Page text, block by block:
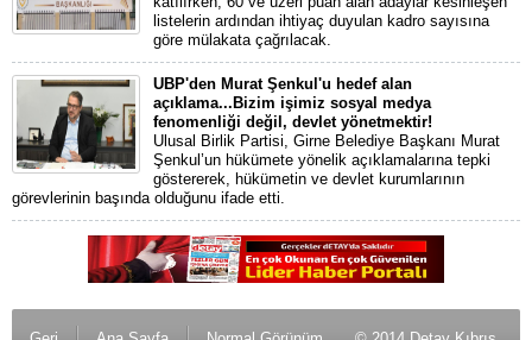
listelerin ardından ihtiyaç duyulan kadro sayısına
göre mülakata çağrılacak.
UBP'den Murat Şenkul'u hedef alan
açıklama...Bizim işimiz sosyal medya
fenomenliği değil, devlet yönetmektir!
Ulusal Birlik Partisi, Girne Belediye Başkanı Murat
Şenkul’un hükümete yönelik açıklamalarına tepki
göstererek, hükümetin ve devlet kurumlarının
görevlerinin başında olduğunu ifade etti.